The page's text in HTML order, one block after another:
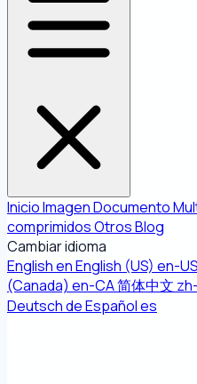
InicioImagenDocumento
comprimidosOtrosBlog
Cambiar idioma
EnglishenEnglish (US) en-US
(Canada) en-CA简体中文
DeutschdeEspañoles